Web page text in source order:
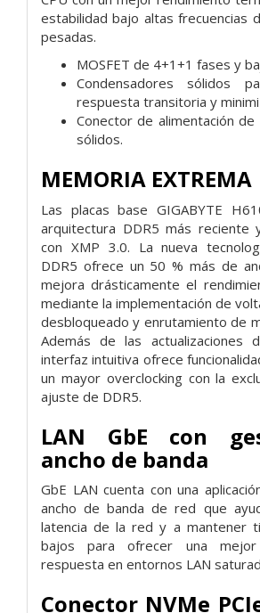
estabilidad bajo altas frecuencias
pesadas.
MOSFET de 4+1+1 fases y
Condensadores sólidos
respuesta transitoria y
Conector de alimentación
sólidos.
MEMORIA EXTREMA
Las placas base GIGABYTE
arquitectura DDR5 más reciente
con XMP 3.0. La nueva
DDR5 ofrece un 50 % más de
mejora drásticamente el
mediante la implementación de
desbloqueado y enrutamiento de
Además de las actualizaciones
interfaz intuitiva ofrece
un mayor overclocking con la
ajuste de DDR5.
LAN GbE con
ancho de banda
GbE LAN cuenta con una
ancho de banda de red que
latencia de la red y a mantener
bajos para ofrecer una mejor
respuesta en entornos LAN
Conector NVMe